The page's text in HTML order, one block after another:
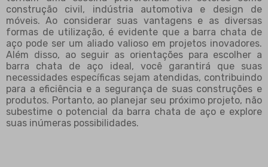
construção civil, indústria automotiva e design de
móveis. Ao considerar suas vantagens e as diversas
formas de utilização, é evidente que a barra chata de
aço pode ser um aliado valioso em projetos inovadores.
Além disso, ao seguir as orientações para escolher a
barra chata de aço ideal, você garantirá que suas
necessidades específicas sejam atendidas, contribuindo
para a eficiência e a segurança de suas construções e
produtos. Portanto, ao planejar seu próximo projeto, não
subestime o potencial da barra chata de aço e explore
suas inúmeras possibilidades.